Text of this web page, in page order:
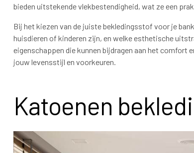
bieden uitstekende vlekbestendigheid, wat ze een
Bij het kiezen van de juiste bekledingsstof voor je
huisdieren of kinderen zijn, en welke esthetische
eigenschappen die kunnen bijdragen aan het comfort
jouw levensstijl en voorkeuren.
Katoenen